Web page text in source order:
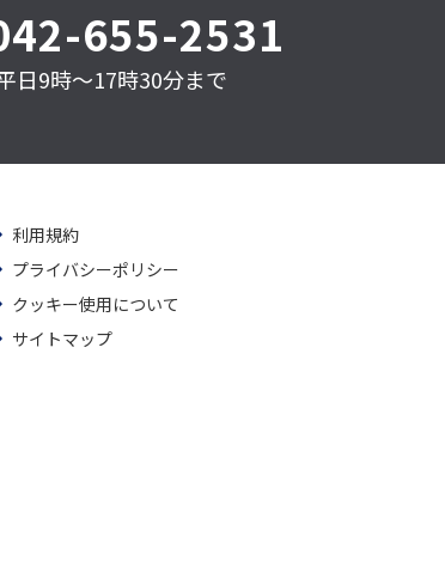
655-2531
日9時～17時30分まで
利用規約
プライバシーポリシー
クッキー使用について
サイトマップ